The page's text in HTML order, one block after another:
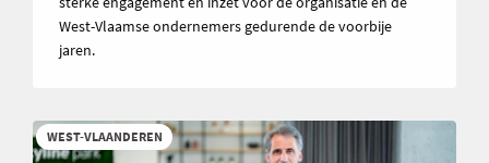
West-Vlaamse ondernemers gedurende de voorbije
jaren.
WEST-VLAANDEREN